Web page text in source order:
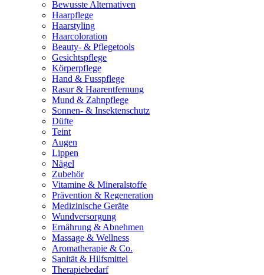
Bewusste Alternativen
Haarpflege
Haarstyling
Haarcoloration
Beauty- & Pflegetools
Gesichtspflege
Körperpflege
Hand & Fusspflege
Rasur & Haarentfernung
Mund & Zahnpflege
Sonnen- & Insektenschutz
Düfte
Teint
Augen
Lippen
Nägel
Zubehör
Vitamine & Mineralstoffe
Prävention & Regeneration
Medizinische Geräte
Wundversorgung
Ernährung & Abnehmen
Massage & Wellness
Aromatherapie & Co.
Sanität & Hilfsmittel
Therapiebedarf